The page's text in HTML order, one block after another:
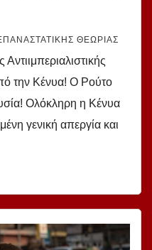
ΘΕΩΡΊΑΣ
την Κένυα! Ο Ρούτο
Ολόκληρη η Κένυα
γενική απεργία και